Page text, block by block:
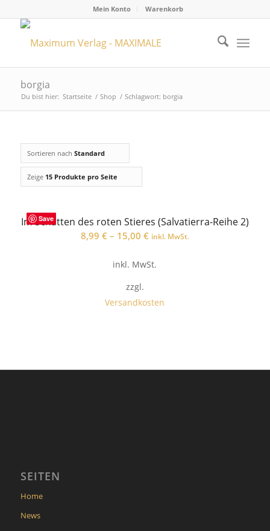
Mein Konto Warenkorb
borgia
Du bist hier: Startseite / Shop / Schlagwort: borgia
Sortieren nach Standard
Zeige 15 Produkte pro Seite
Save
Im Schatten des roten Stieres (Salvatierra-Reihe 2)
8,99 €– 15,00 € inkl. MwSt.
inkl. MwSt.
zzgl.
Versandkosten
SEITEN
Home
News